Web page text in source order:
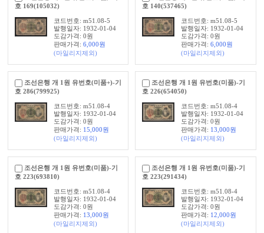
호 169(105032)
코드번호: m51.08-5
발행일자: 1932-01-04
도감가격: 0원
판매가격: 6,000원
(마일리지제외)
호 140(537465)
코드번호: m51.08-5
발행일자: 1932-01-04
도감가격: 0원
판매가격: 6,000원
(마일리지제외)
조선은행 개 1원 유번호(미품+)-기
호 286(799925)
코드번호: m51.08-4
발행일자: 1932-01-04
도감가격: 0원
판매가격: 15,000원
(마일리지제외)
조선은행 개 1원 유번호(미품)-기
호 226(654050)
코드번호: m51.08-4
발행일자: 1932-01-04
도감가격: 0원
판매가격: 13,000원
(마일리지제외)
조선은행 개 1원 유번호(미품)-기
호 223(693810)
코드번호: m51.08-4
발행일자: 1932-01-04
도감가격: 0원
판매가격: 13,000원
(마일리지제외)
조선은행 개 1원 유번호(미품)-기
호 223(291434)
코드번호: m51.08-4
발행일자: 1932-01-04
도감가격: 0원
판매가격: 12,000원
(마일리지제외)